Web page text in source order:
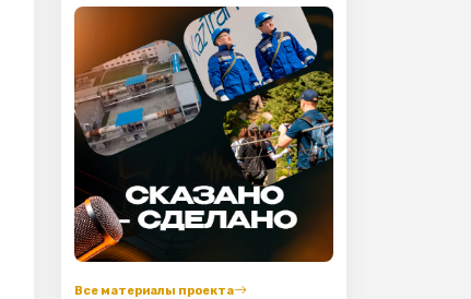
Все материалы проекта